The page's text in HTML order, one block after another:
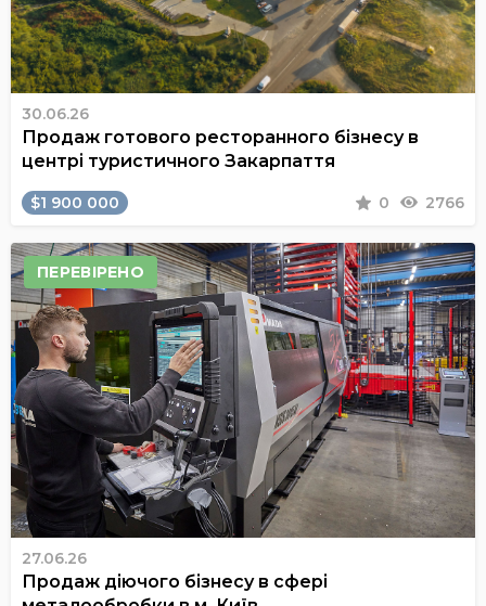
30.06.26
Продаж готового ресторанного бізнесу в
центрі туристичного Закарпаття
$1 900 000 0 2766
ПЕРЕВІРЕНО
27.06.26
Продаж діючого бізнесу в сфері